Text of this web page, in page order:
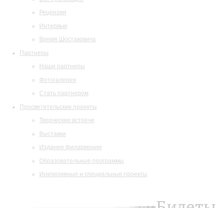
Рецензии
Интервью
Время Шостаковича
Партнеры
Наши партнеры
Фотогалерея
Стать партнером
Просветительские проекты
Творческие встречи
Выставки
Издания филармонии
Образовательные программы
Инклюзивные и специальные проекты